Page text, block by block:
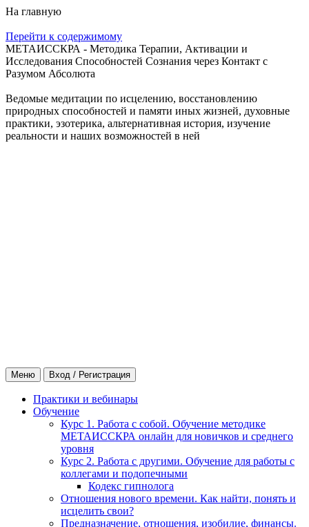
На главную
Перейти к содержимому
МЕТАИССКРА - Методика Терапии, Активации и
Исследования Способностей Сознания через Контакт с
Разумом Абсолюта
Ведомые медитации по исцелению, восстановлению
природных способностей и памяти иных жизней, духовные
практики, эзотерика, альтернативная история, изучение
реальности и наших возможностей в ней
Меню Вход / Регистрация
Практики и вебинары
Обучение
Курс 1. Работа с собой. Обучение методике
МЕТАИССКРА онлайн для новичков и среднего
уровня
Курс 2. Работа с другими. Обучение для работы с
коллегами и подопечными
Кодекс гипнолога
Отношения нового времени. Как найти, понять и
исцелить свои?
Предназначение, отношения, изобилие, финансы.